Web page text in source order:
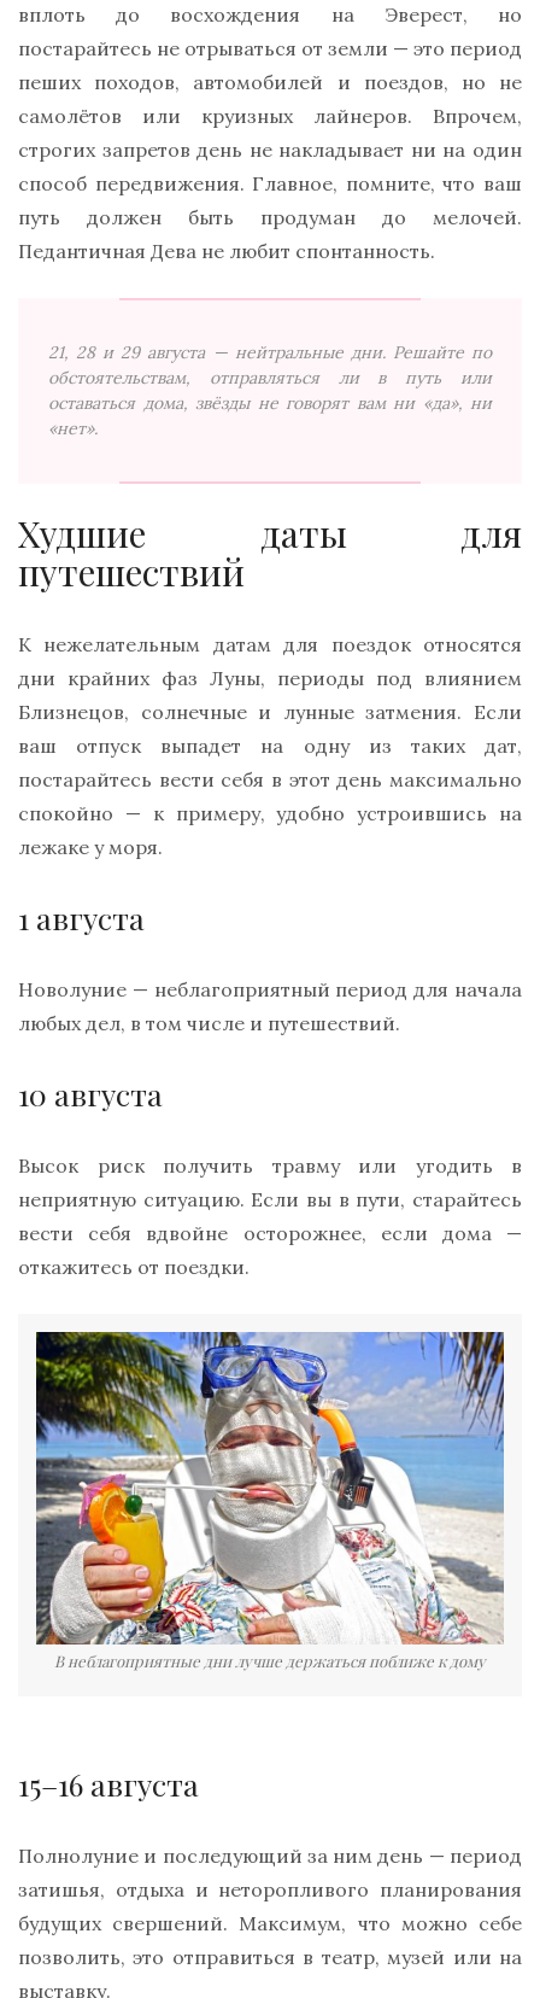
вплоть до восхождения на Эверест, но
постарайтесь не отрываться от земли — это период
пеших походов, автомобилей и поездов, но не
самолётов или круизных лайнеров. Впрочем,
строгих запретов день не накладывает ни на один
способ передвижения. Главное, помните, что ваш
путь должен быть продуман до мелочей.
Педантичная Дева не любит спонтанность.
21, 28 и 29 августа — нейтральные дни. Решайте по
обстоятельствам, отправляться ли в путь или
оставаться дома, звёзды не говорят вам ни «да», ни
«нет».
Худшие даты для
путешествий
К нежелательным датам для поездок относятся
дни крайних фаз Луны, периоды под влиянием
Близнецов, солнечные и лунные затмения. Если
ваш отпуск выпадет на одну из таких дат,
постарайтесь вести себя в этот день максимально
спокойно — к примеру, удобно устроившись на
лежаке у моря.
1 августа
Новолуние — неблагоприятный период для начала
любых дел, в том числе и путешествий.
10 августа
Высок риск получить травму или угодить в
неприятную ситуацию. Если вы в пути, старайтесь
вести себя вдвойне осторожнее, если дома —
откажитесь от поездки.
В неблагоприятные дни лучше держаться поближе к дому
15–16 августа
Полнолуние и последующий за ним день — период
затишья, отдыха и неторопливого планирования
будущих свершений. Максимум, что можно себе
позволить, это отправиться в театр, музей или на
выставку.